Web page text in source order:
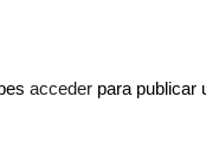
acceder para publicar